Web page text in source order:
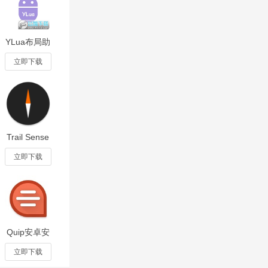
通过智能推
剧爱好者的
YLua布局助
手app安卓
版v2.8.0最
新版
立即下载
Trail Sense
汉化最新版
v6.1.0安卓
版
立即下载
Quip安卓安
装包8.46.0
立即下载